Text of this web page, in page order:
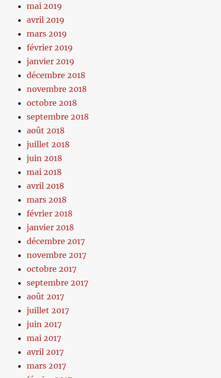
mai 2019
avril 2019
mars 2019
février 2019
janvier 2019
décembre 2018
novembre 2018
octobre 2018
septembre 2018
août 2018
juillet 2018
juin 2018
mai 2018
avril 2018
mars 2018
février 2018
janvier 2018
décembre 2017
novembre 2017
octobre 2017
septembre 2017
août 2017
juillet 2017
juin 2017
mai 2017
avril 2017
mars 2017